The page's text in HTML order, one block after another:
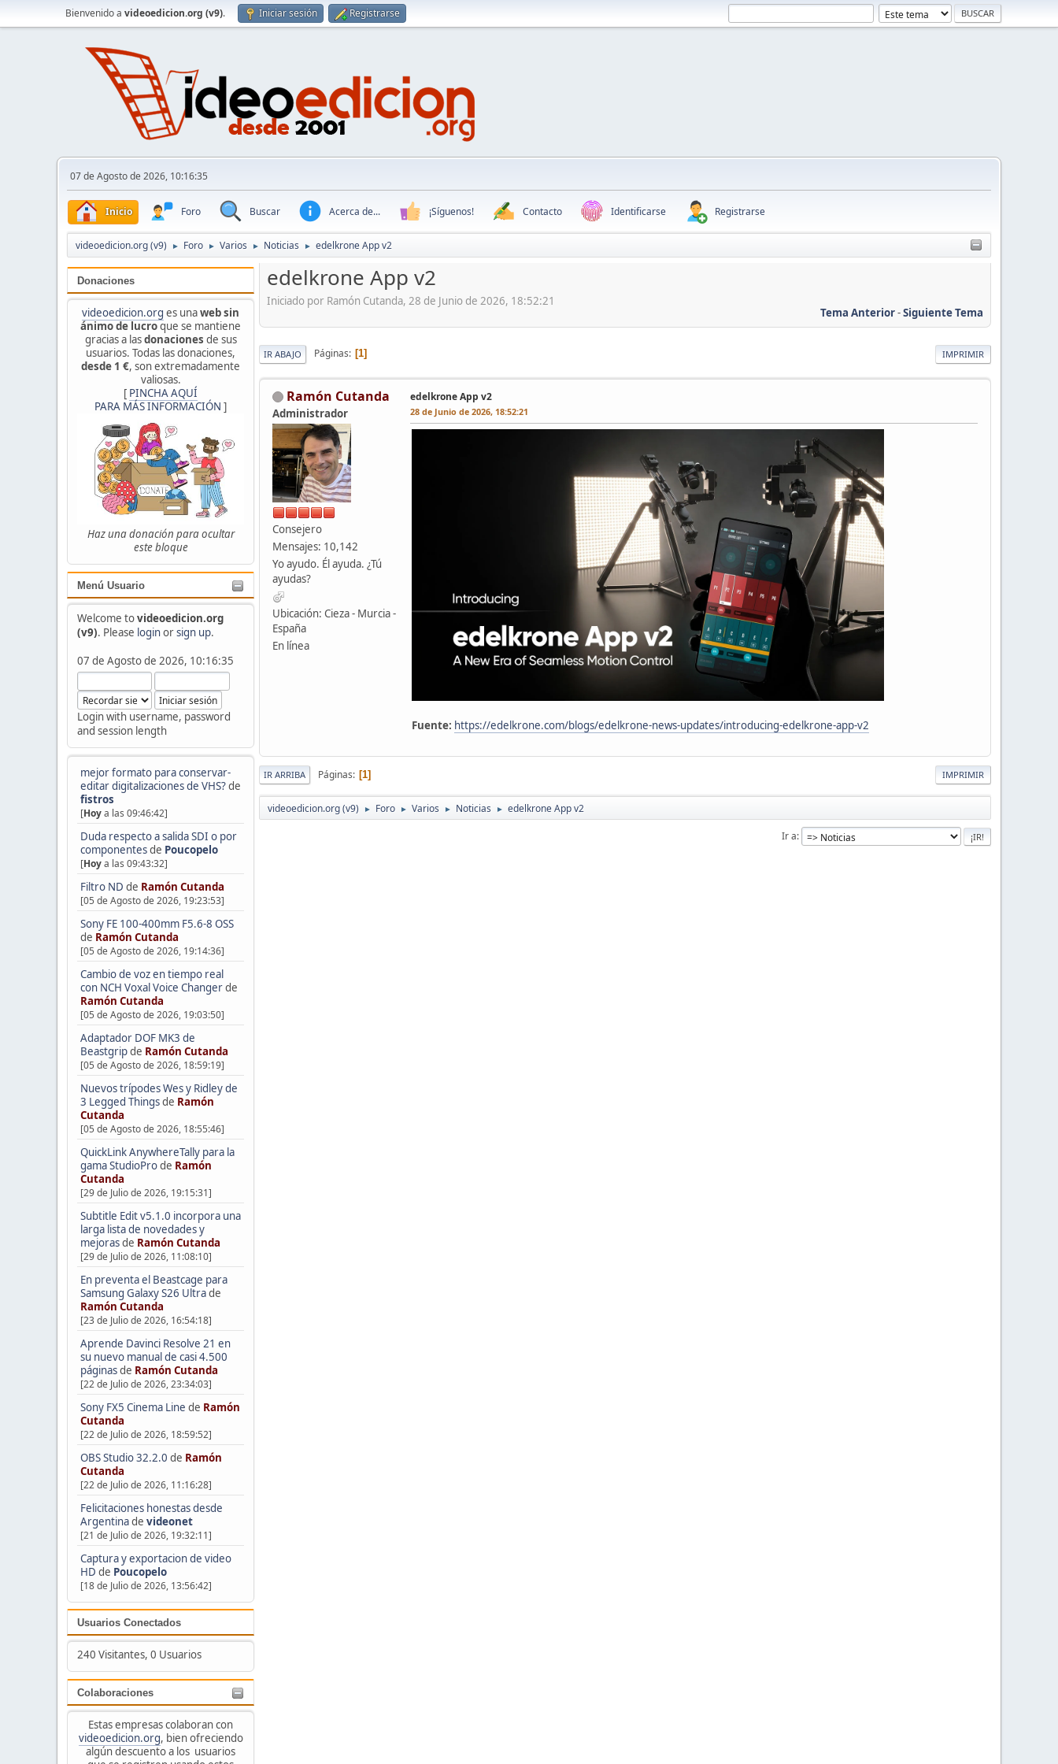
Bienvenido a videoedicion.org (v9). Iniciar sesión Registrarse
07 de Agosto de 2026, 10:16:35
Inicio Foro Buscar Acerca de... ¡Síguenos! Contacto Identificarse Registrarse
videoedicion.org (v9) ► Foro ► Varios ► Noticias ► edelkrone App v2
Donaciones
videoedicion.org es unaweb sin
ánimo de lucroque se mantiene
gracias a lasdonaciones de sus
usuarios. Todas las donaciones,
desde 1 €, son extremadamente
valiosas.
[ PINCHA AQUÍ
PARA MÁS INFORMACIÓN ]
Haz una donación para ocultar
este bloque
Menú Usuario
Welcome tovideoedicion.org
(v9). Please loginorsign up.
07 de Agosto de 2026, 10:16:35
Login with username, password
and session length
mejor formato para conservar-
editar digitalizaciones de VHS?de
fistros
[Hoya las 09:46:42]
Duda respecto a salida SDI o por
componentesde Poucopelo
[Hoya las 09:43:32]
Filtro ND de Ramón Cutanda
[05 de Agosto de 2026, 19:23:53]
Sony FE 100-400mm F5.6-8 OSS
de Ramón Cutanda
[05 de Agosto de 2026, 19:14:36]
Cambio de voz en tiempo real
con NCH Voxal Voice Changerde
Ramón Cutanda
[05 de Agosto de 2026, 19:03:50]
Adaptador DOF MK3 de
Beastgripde Ramón Cutanda
[05 de Agosto de 2026, 18:59:19]
Nuevos trípodes Wes y Ridley de
3 Legged Thingsde Ramón
Cutanda
[05 de Agosto de 2026, 18:55:46]
QuickLink AnywhereTally para la
gama StudioProde Ramón
Cutanda
[29 de Julio de 2026, 19:15:31]
Subtitle Edit v5.1.0 incorpora una
larga lista de novedades y
mejorasde Ramón Cutanda
[29 de Julio de 2026, 11:08:10]
En preventa el Beastcage para
Samsung Galaxy S26 Ultrade
Ramón Cutanda
[23 de Julio de 2026, 16:54:18]
Aprende Davinci Resolve 21 en
su nuevo manual de casi 4.500
páginasde Ramón Cutanda
[22 de Julio de 2026, 23:34:03]
Sony FX5 Cinema Line de Ramón
Cutanda
[22 de Julio de 2026, 18:59:52]
OBS Studio 32.2.0 de Ramón
Cutanda
[22 de Julio de 2026, 11:16:28]
Felicitaciones honestas desde
Argentinade videonet
[21 de Julio de 2026, 19:32:11]
Captura y exportacion de video
HD de Poucopelo
[18 de Julio de 2026, 13:56:42]
Usuarios Conectados
240 Visitantes, 0 Usuarios
Colaboraciones
Estas empresas colaboran con
videoedicion.org, bien ofreciendo
algún descuento a los usuarios
edelkrone App v2
Iniciado por Ramón Cutanda, 28 de Junio de 2026, 18:52:21
Tema Anterior-Siguiente Tema
IMPRIMIR
IR ABAJO Páginas 1
Ramón Cutanda
Administrador
Consejero
Mensajes: 10,142
Yo ayudo. Él ayuda. ¿Tú
ayudas?
Ubicación: Cieza - Murcia -
España
En línea
edelkrone App v2
28 de Junio de 2026, 18:52:21
Fuente: https://edelkrone.com/blogs/edelkrone-news-updates/introducing-edelkrone-app-v2
IMPRIMIR
IR ARRIBA Páginas 1
videoedicion.org (v9) ► Foro ► Varios ► Noticias ► edelkrone App v2
Ir a